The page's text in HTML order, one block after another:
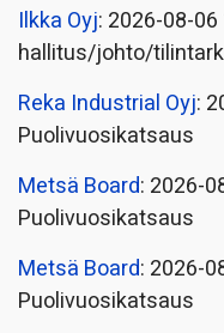
Ilkka Oyj: 2026-08-
hallitus/johto/
Reka Industrial Oyj:
Puolivuosikatsaus
Metsä Board: 2026-
Puolivuosikatsaus
Metsä Board: 2026-
Puolivuosikatsaus